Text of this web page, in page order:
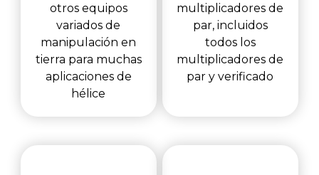
otros equipos
variados de
manipulación en
tierra para muchas
aplicaciones de
hélice
multiplicadores de
par, incluidos
todos los
multiplicadores de
par y verificado